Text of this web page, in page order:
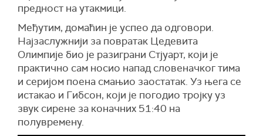
предност на утакмици.
Међутим, домаћин је успео да одговори.
Најзаслужнији за повратак Цедевита
Олимпије био је разиграни Стјуарт, који је
практично сам носио напад словеначког тима
и серијом поена смањио заостатак. Уз њега се
истакао и Гибсон, који је погодио тројку уз
звук сирене за коначних 51:40 на
полувремену.